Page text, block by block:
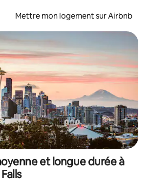
Mettre mon logement sur Airbnb
et longue durée à